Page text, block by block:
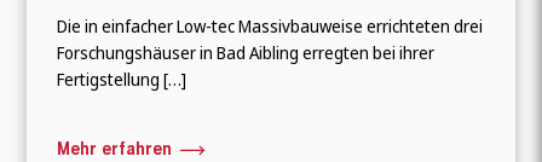
Die in einfacher Low-tec Massivbauweise errichteten drei
Forschungshäuser in Bad Aibling erregten bei ihrer
Fertigstellung […]
Mehr erfahren